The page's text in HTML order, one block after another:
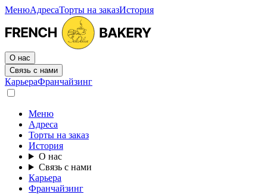
МенюАдресаТорты на заказИстория
О нас
Связь с нами
КарьераФранчайзинг
Меню
Адреса
Торты на заказ
История
О нас
Связь с нами
Карьера
Франчайзинг